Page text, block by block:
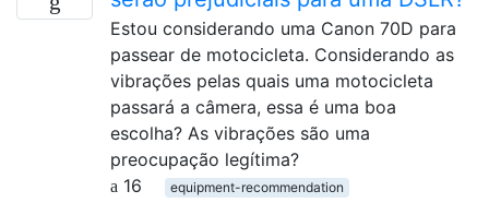
Estou considerando uma Canon 70D para
passear de motocicleta. Considerando as
vibrações pelas quais uma motocicleta
passará a câmera, essa é uma boa
escolha? As vibrações são uma
preocupação legítima?
16
equipment-recommendation